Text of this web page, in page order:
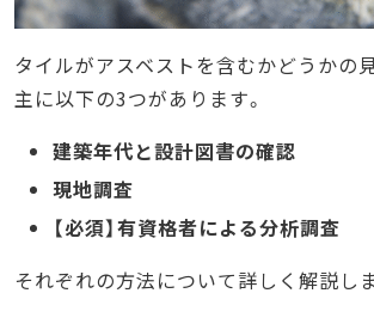
タイルがアスベストを含むかどうかの
主に以下の3つがあります。
建築年代と設計図書の確認
現地調査
【必須】有資格者による分析調査
それぞれの方法について詳しく解説しま